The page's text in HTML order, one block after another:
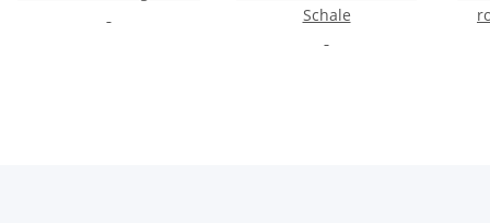
Schale